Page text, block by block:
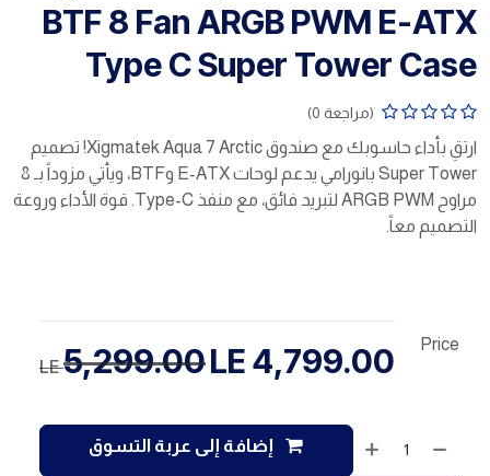
BTF 8 Fan ARGB PWM E-ATX
Type C Super Tower Case
(مراجعة 0)
ارتقِ بأداء حاسوبك مع صندوق Xigmatek Aqua 7 Arctic! تصميم
Super Tower بانورامي يدعم لوحات E-ATX وBTF، ويأتي مزوداً بـ 8
مراوح ARGB PWM لتبريد فائق، مع منفذ Type-C. قوة الأداء وروعة
التصميم معاً.
إضافة إلى عربة التسوق
Price
4,799.00
5,299.00
LE